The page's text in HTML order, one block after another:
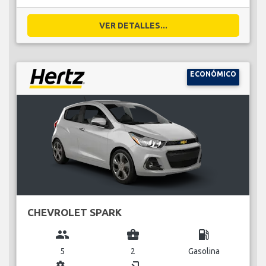
VER DETALLES...
ECONÓMICO
CHEVROLET SPARK
group
5
business_center
2
local_gas_station
Gasolina